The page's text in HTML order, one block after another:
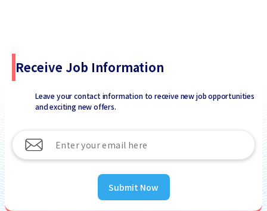
Receive Job Information
Leave your contact information to receive new job opportunities
and exciting new offers.
Submit Now